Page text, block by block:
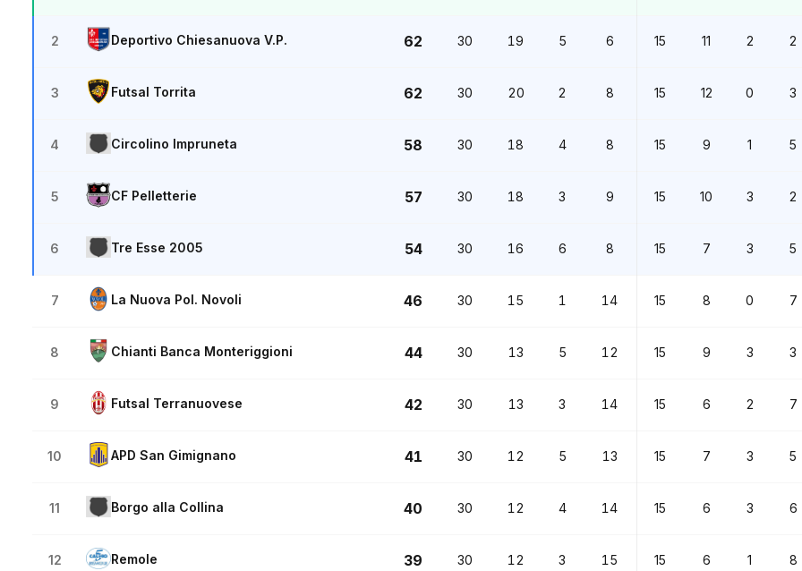
2 Deportivo Chiesanuova V.P. 62 30 19 5 6 15 11 2 2
3 Futsal Torrita 62 30 20 2 8 15 12 0 3
4 Circolino Impruneta 58 30 18 4 8 15 9 1 5
5 CF Pelletterie 57 30 18 3 9 15 10 3 2
6 Tre Esse 2005 54 30 16 6 8 15 7 3 5
7 La Nuova Pol. Novoli 46 30 15 1 14 15 8 0 7
8 Chianti Banca Monteriggioni 44 30 13 5 12 15 9 3 3
9 Futsal Terranuovese 42 30 13 3 14 15 6 2 7
10 APD San Gimignano 41 30 12 5 13 15 7 3 5
11 Borgo alla Collina 40 30 12 4 14 15 6 3 6
12 Remole 39 30 12 3 15 15 6 1 8